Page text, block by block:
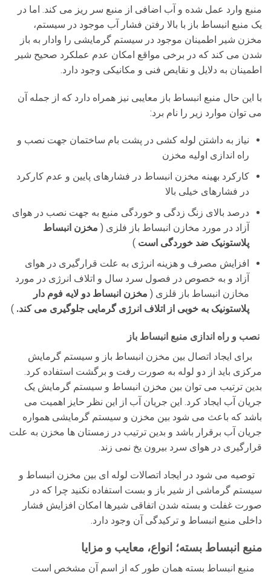
منبع وارد عمل شده و آب اضافی از منبع سر ریز می کند. اما در
یک منبع انبساط باز با بالا رفتن فشار آب موجود در سیستم،
مخزن شیر اطمینان موجود در سیستم گرمایشی را وادار به باز
شدن می کند که در برخی مواقع امکان عدم عملکرد صحیح شیر
اطمینان به دلایل و نقایص فنی و مکانیکی وجود دارد.
با این حال منبع انبساط باز معایبی نیز همراه دارد که از جمله آن
می توان موارد زیر را نام برد:
نیاز به داشتن لوله کشی در پشت بام ساختمان جهت نصب و
راه اندازی اولیه مخزن
کارکرد بهینه مخزن انبساط در فشارهای پایین و عدم کارکرد
در فشارهای خیلی بالا
درصد بالای زنگ زدگی و خوردگی منبع به جهت نصب در هوای
آزاد در مورد مخازن انبساط باز فلزی ( مخزن انبساط
پلاستونیک ضد خوردگی است )
افزایش مصرف و هزینه انرژی به علت قرارگیری در هوای
آزاد و به خصوص در فصول سرد سال و اتلاف انرژی در مورد
مخازن انبساط باز قلزی ( مخزن انبساط دو لایه فوم دار
پلاستونیک به خوبی از اتلاف انرژی گرمایی جلوگیری می کند. )
نصب و راه اندازی منبع انبساط باز
برای ایجاد اتصال بین مخزن انبساط باز و سیستم گرمایش
مرکزی باید از دو لوله به صورت رفت و برگشت استفاده کرد.
بدین ترتیب می توان بین مخزن انبساط و سیستم گرمایش یک
جریان آب ایجاد کرد. این جریان آب از این نظر حایز اهمیت می
باشد که باعث می شود بین مخزن و سیستم گرمایشی همواره
جریان آب برقرار باشد و بدین ترتیب در زمستان ها مخزن به علت
قرارگیری در هوای سرد بیرون یخ نمی زند.
توصیه می شود در ایجاد اتصالات لوله ای بین مخزن انبساط و
سیستم گرماشی از شیر باز و بست استفاده نکنید چرا که در
صورت غفلت و بسته شدن اتفاقی شیرها امکان افزایش فشار
داخلی منبع انبساط و ترکیدگی آن وجود دارد.
منبع انبساط بسته؛ انواع، معایب و مزایا
منبع انبساط بسته همان طور که از اسم آن مشخص است